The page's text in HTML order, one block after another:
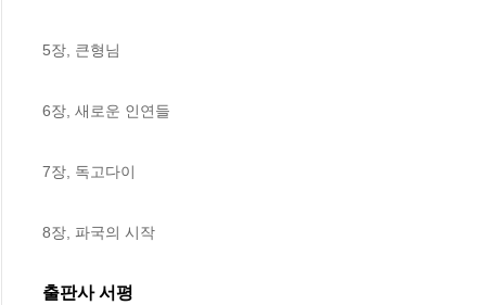
5장, 큰형님
6장, 새로운 인연들
7장, 독고다이
8장, 파국의 시작
출판사 서평